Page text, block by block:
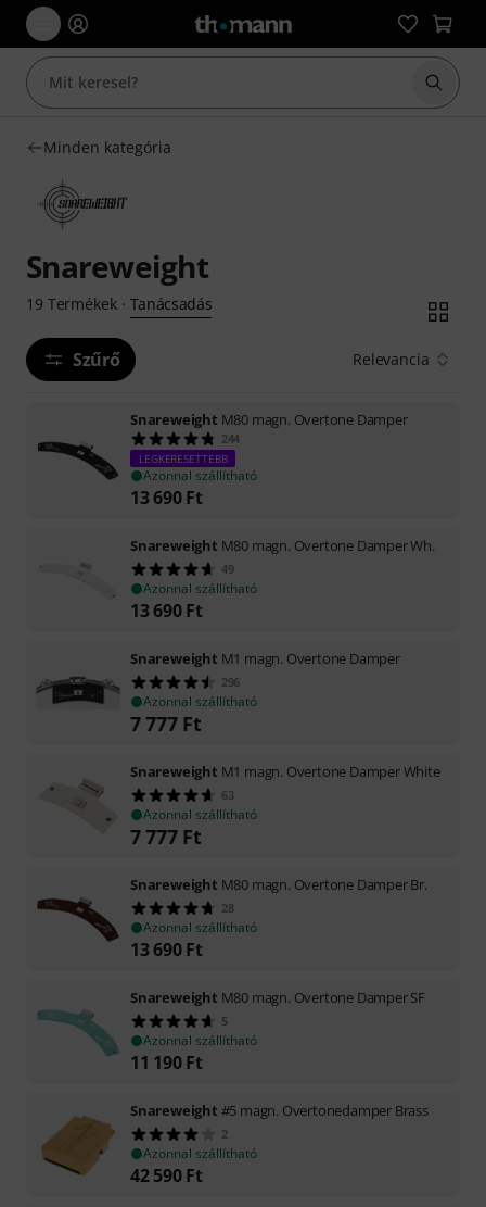
Minden kategória
Snareweight
19 Termékek· Tanácsadás
Szűrő Relevancia
Snareweight M80 magn. Overtone Damper
244
LEGKERESETTEBB
Azonnal szállítható
13 690 Ft
Snareweight M80 magn. Overtone Damper Wh.
49
Azonnal szállítható
13 690 Ft
Snareweight M1 magn. Overtone Damper
296
Azonnal szállítható
7 777 Ft
Snareweight M1 magn. Overtone Damper White
63
Azonnal szállítható
7 777 Ft
Snareweight M80 magn. Overtone Damper Br.
28
Azonnal szállítható
13 690 Ft
Snareweight M80 magn. Overtone Damper SF
5
Azonnal szállítható
11 190 Ft
Snareweight #5 magn. Overtonedamper Brass
2
Azonnal szállítható
42 590 Ft